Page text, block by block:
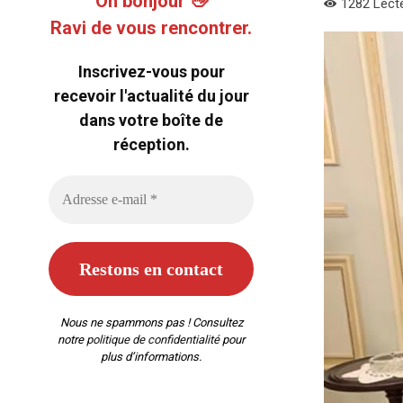
Ravi de vous rencontrer.
Inscrivez-vous pour
recevoir l'actualité du jour
dans votre boîte de
réception.
Nous ne spammons pas ! Consultez
notre politique de confidentialitépour
plus d’informations.
1282